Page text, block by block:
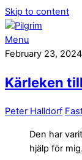
Skip to content
Menu
February 23, 2024
Kärleken
Peter Halldorf
Den har
hjälp för